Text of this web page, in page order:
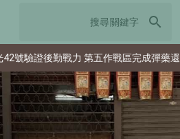
search
證後勤戰力 第五作戰區完成彈藥還屯整備